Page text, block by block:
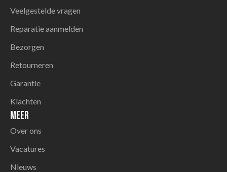
Veelgestelde vragen
Reparatie aanmelden
Bezorgen
Retourneren
Garantie
Klachten
Meer
Over ons
Vacatures
Nieuws